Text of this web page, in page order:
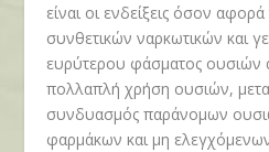
είναι οι ενδείξεις όσον αφορά
συνθετικών ναρκωτικών και
ευρύτερου φάσματος ουσιών
πολλαπλή χρήση ουσιών,
συνδυασμός παράνομων
φαρμάκων και μη